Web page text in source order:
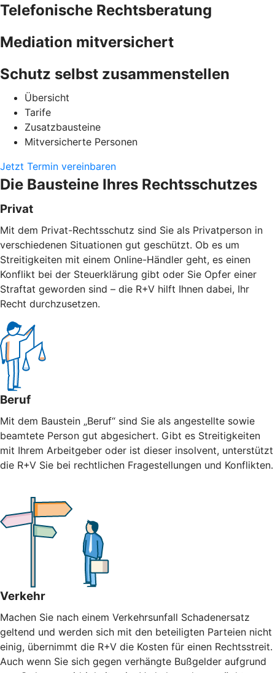
Telefonische Rechtsberatung
Mediation mitversichert
Schutz selbst zusammenstellen
Übersicht
Tarife
Zusatzbausteine
Mitversicherte Personen
Jetzt Termin vereinbaren
Die Bausteine Ihres Rechtsschutzes
Privat
Mit dem Privat-Rechtsschutz sind Sie als Privatperson in
verschiedenen Situationen gut geschützt. Ob es um
Streitigkeiten mit einem Online-Händler geht, es einen
Konflikt bei der Steuerklärung gibt oder Sie Opfer einer
Straftat geworden sind – die R+V hilft Ihnen dabei, Ihr
Recht durchzusetzen.
Beruf
Mit dem Baustein „Beruf“ sind Sie als angestellte sowie
beamtete Person gut abgesichert. Gibt es Streitigkeiten
mit Ihrem Arbeitgeber oder ist dieser insolvent, unterstützt
die R+V Sie bei rechtlichen Fragestellungen und Konflikten.
Verkehr
Machen Sie nach einem Verkehrsunfall Schadenersatz
geltend und werden sich mit den beteiligten Parteien nicht
einig, übernimmt die R+V die Kosten für einen Rechtsstreit.
Auch wenn Sie sich gegen verhängte Bußgelder aufgrund